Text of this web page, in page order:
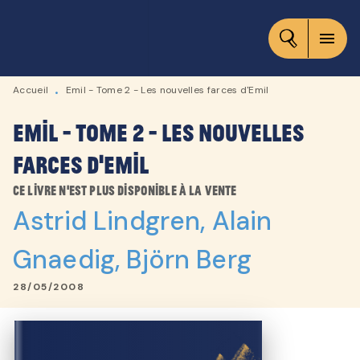
CONTENU
menu
Accueil • Emil - Tome 2 - Les nouvelles farces d'Emil
Emil - Tome 2 - Les nouvelles
farces d'Emil
Ce livre n'est plus disponible à la vente
Astrid Lindgren, Alain
Gnaedig, Björn Berg
28/05/2008